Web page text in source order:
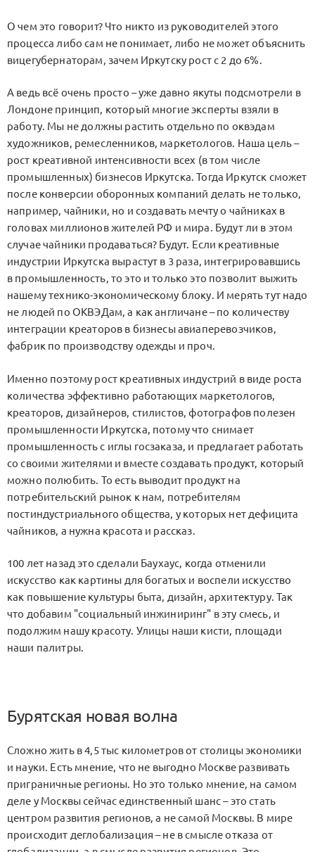
О чем это говорит? Что никто из руководителей этого
процесса либо сам не понимает, либо не может объяснить
вицегубернаторам, зачем Иркутску рост с 2 до 6%.
А ведь всё очень просто – уже давно якуты подсмотрели в
Лондоне принцип, который многие эксперты взяли в
работу. Мы не должны растить отдельно по оквэдам
художников, ремесленников, маркетологов. Наша цель –
рост креативной интенсивности всех (в том числе
промышленных) бизнесов Иркутска. Тогда Иркутск сможет
после конверсии оборонных компаний делать не только,
например, чайники, но и создавать мечту о чайниках в
головах миллионов жителей РФ и мира. Будут ли в этом
случае чайники продаваться? Будут. Если креативные
индустрии Иркутска вырастут в 3 раза, интегрировавшись
в промышленность, то это и только это позволит выжить
нашему технико-экономическому блоку. И мерять тут надо
не людей по ОКВЭДам, а как англичане – по количеству
интеграции креаторов в бизнесы авиаперевозчиков,
фабрик по производству одежды и проч.
Именно поэтому рост креативных индустрий в виде роста
количества эффективно работающих маркетологов,
креаторов, дизайнеров, стилистов, фотографов полезен
промышленности Иркутска, потому что снимает
промышленность с иглы госзаказа, и предлагает работать
со своими жителями и вместе создавать продукт, который
можно полюбить. То есть выводит продукт на
потребительский рынок к нам, потребителям
постиндустриального общества, у которых нет дефицита
чайников, а нужна красота и рассказ.
100 лет назад это сделали Баухаус, когда отменили
искусство как картины для богатых и воспели искусство
как повышение культуры быта, дизайн, архитектуру. Так
что добавим "социальный инжиниринг" в эту смесь, и
подолжим нашу красоту. Улицы наши кисти, площади
наши палитры.
Бурятская новая волна
Сложно жить в 4,5 тыс километров от столицы экономики
и науки. Есть мнение, что не выгодно Москве развивать
приграничные регионы. Но это только мнение, на самом
деле у Москвы сейчас единственный шанс – это стать
центром развития регионов, а не самой Москвы. В мире
происходит деглобализация – не в смысле отказа от